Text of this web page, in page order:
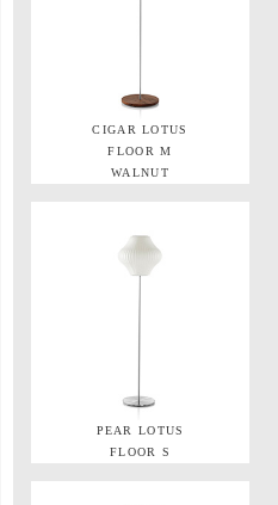
CIGAR LOTUS
FLOOR M
WALNUT
PEAR LOTUS
FLOOR S